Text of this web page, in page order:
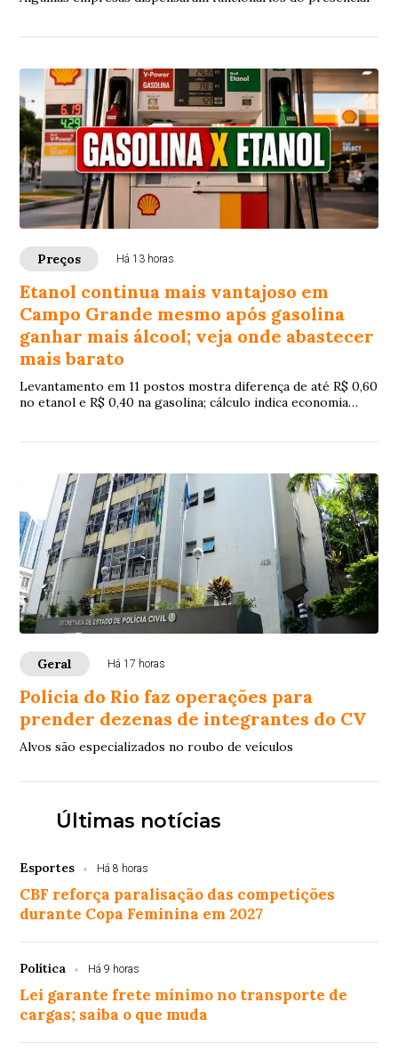
Preços Há 13 horas
Etanol continua mais vantajoso em
Campo Grande mesmo após gasolina
ganhar mais álcool; veja onde abastecer
mais barato
Levantamento em 11 postos mostra diferença de até R$ 0,60
no etanol e R$ 0,40 na gasolina; cálculo indica economia
Geral Há 17 horas
Polícia do Rio faz operações para
prender dezenas de integrantes do CV
Alvos são especializados no roubo de veículos
Últimas notícias
Esportes Há 8 horas
CBF reforça paralisação das competições
durante Copa Feminina em 2027
Política Há 9 horas
Lei garante frete mínimo no transporte de
cargas; saiba o que muda